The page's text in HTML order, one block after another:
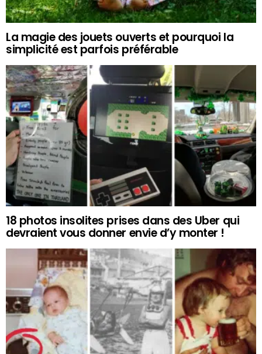
La magie des jouets ouverts et pourquoi la
simplicité est parfois préférable
18 photos insolites prises dans des Uber qui
devraient vous donner envie d’y monter !